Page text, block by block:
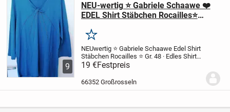
9
NEU-wertig ⭐ Gabriele Schaawe ❤️
EDEL Shirt Stäbchen Rocailles⭐
Merken
NEUwertig ⭐ Gabriele SchaaweEdel Shirt
Stäbchen Rocailles ⭐ Gr. 48 · Edles Shirt
mit V-Ausschnitt· Stäbchen-Rocailles an
Hals- und Brustbereich
Strahlen-Optik· 3/4 Armlänge
19 €Festpreis
66352 Großrosseln